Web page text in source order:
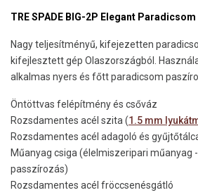
TRE SPADE BIG-2P Elegant
Nagy teljesítményű, kifejezetten
kifejlesztett gép Olaszországból.
alkalmas nyers és főtt paradicsom
Öntöttvas felépítmény és csőváz
Rozsdamentes acél szita (1.5 mm
Rozsdamentes acél adagoló és
Műanyag csiga (élelmiszeripari műanyag
passzírozás)
Rozsdamentes acél fröccsenésgátló